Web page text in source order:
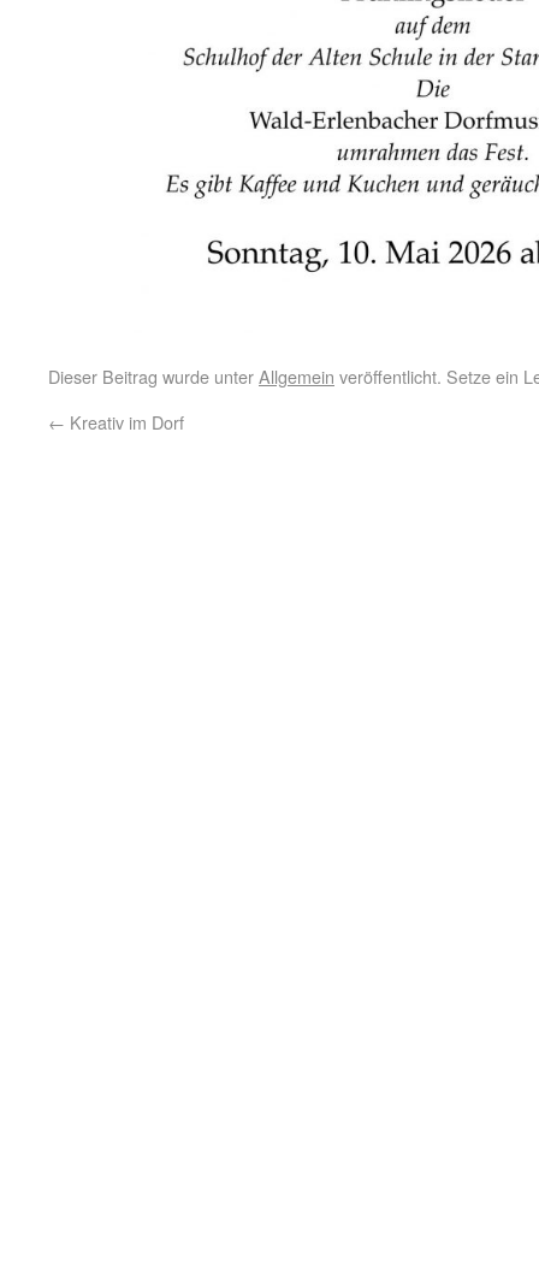
Dieser Beitrag wurde unterAllgemein veröffentlicht. Setze ein
← Kreativ im Dorf